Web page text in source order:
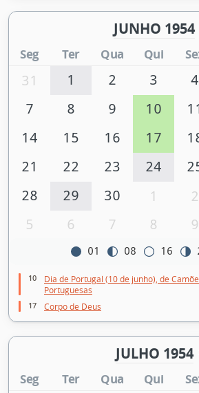
JUNHO 1954
Seg Ter Qua Qui
31 1 2 3 4
7
8 9 10
14
15 16 17
21
22 23 24
28
29 30 1 2
5
6 7 8 9
01 08 16
10
Dia de Portugal (10 de junho), de
Portuguesas
17 Corpo de Deus
JULHO 1954
Seg Ter Qua Qui